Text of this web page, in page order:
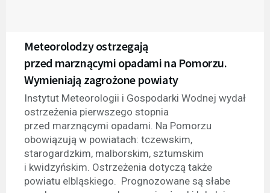
Meteorolodzy ostrzegają
przed marznącymi opadami na Pomorzu.
Wymieniają zagrożone powiaty
Instytut Meteorologii i Gospodarki Wodnej wydał
ostrzeżenia pierwszego stopnia
przed marznącymi opadami. Na Pomorzu
obowiązują w powiatach: tczewskim,
starogardzkim, malborskim, sztumskim
i kwidzyńskim. Ostrzeżenia dotyczą także
powiatu elbląskiego. Prognozowane są słabe